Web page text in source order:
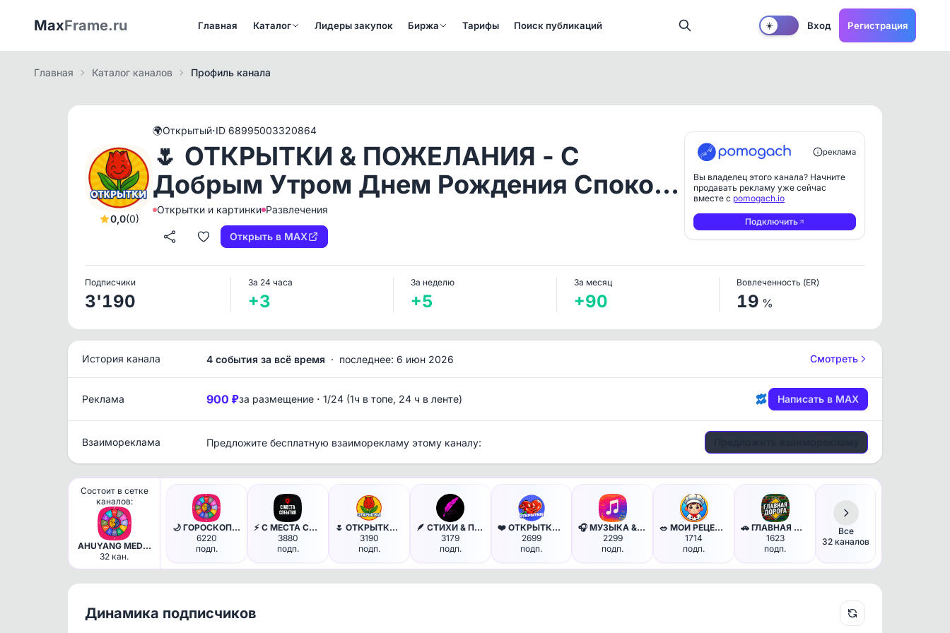
MaxFrame.ru Главная Каталог Лидеры закупок Биржа Тарифы Поиск публикаций ☀️ Вход Регистрация
Главная Каталог каналов Профиль канала
0,0(0)
🌍Открытый·ID 68995003320864
🌷 ОТКРЫТКИ & ПОЖЕЛАНИЯ - С
Добрым Утром Днем Рождения Споко…
Открытки и картинки Развлечения
Открыть в MAX
реклама
Вы владелец этого канала? Начните
продавать рекламу уже сейчас
вместе с pomogach.io
Подключить
Подписчики
3'190
За 24 часа
+3
За неделю
+5
За месяц
+90
Вовлеченность (ER)
19 %
История канала 4 события за всё время · последнее: 6 июн 2026 Смотреть
Реклама 900 ₽за размещение · 1/24 (1ч в топе, 24 ч в ленте) Написать в MAX
Взаимореклама Предложите бесплатную взаиморекламу этому каналу:
Состоит в сетке
каналов:
AHUYANG MEDIA
- сеть сообществ
Павла
32 кан.
🌙 ГОРОСКОП & ТАРО - на сегодн…
6220
подп.
⚡️ С МЕСТА СОБЫТИЯ - актуальн…
3880
подп.
🌷 ОТКРЫТКИ & ПОЖЕЛАНИЯ - С До…
3190
подп.
🪶 СТИХИ & ПОЭЗИЯ
3179
подп.
❤️ ОТКРЫТКИ & ПОЗДРАВЛЕНИЯ - …
2699
подп.
🎧 МУЗЫКА & ШОУБИЗ - клипы и н…
2299
подп.
🥗 МОИ РЕЦЕПТЫ - завтрак обед …
1714
подп.
🚗 ГЛАВНАЯ ДОРОГА - авто дтп д…
1623
подп.
Все
32 каналов
Динамика подписчиков